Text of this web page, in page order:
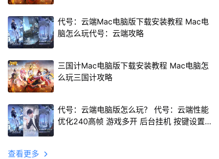
代号：云端Mac电脑版下载安装教程 Mac电
脑怎么玩代号：云端攻略
三国计Mac电脑版下载安装教程 Mac电脑怎
么玩三国计攻略
代号：云端电脑版怎么玩？ 代号：云端性能
优化240高帧 游戏多开 后台挂机 按键设置
查看更多